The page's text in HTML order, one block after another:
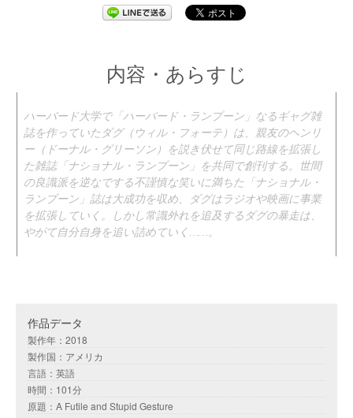
内容・あらすじ
ハーバード大学で「ハーバード・ランプーン」なるギャグ雑
誌を作っていたダグ（ウィル・フォーテ）は、親友のヘンリ
ー（ドーナル・グリーソン）を説き伏せて同じ路線を拡張し
た雑誌「ナショナル・ランプーン」を共同で創刊する。世間
の良識派を逆なでする不謹慎な笑いに満ちた「ナショナル・
ランプーン」誌は大成功を収め、ダグはラジオや映画に事業
を拡張していく。しかし常識外れを追及するダグの暴走は、
やがて自分自身を追い詰めていく……。
作品データ
製作年：2018
製作国：アメリカ
言語：英語
時間：101分
原題：A Futile and Stupid Gesture